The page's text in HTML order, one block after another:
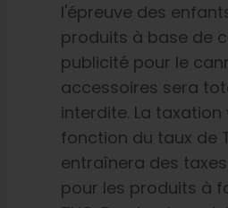
l'épreuve des
produits à base de
publicité pour le
accessoires sera
interdite. La taxation
fonction du taux de
entraînera des
pour les produits à